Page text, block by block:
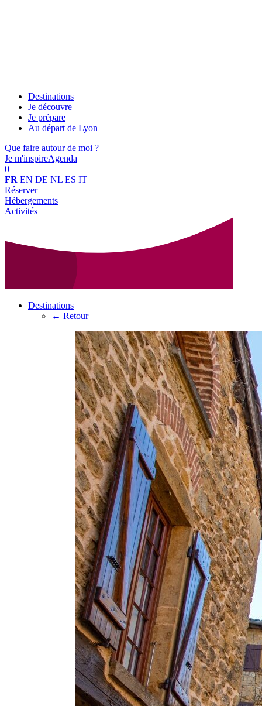
Destinations
Je découvre
Je prépare
Au départ de Lyon
Que faire autour de moi ?
Je m'inspireAgenda
0
FR EN DE NL ES IT
Réserver
Hébergements
Activités
Destinations
← Retour